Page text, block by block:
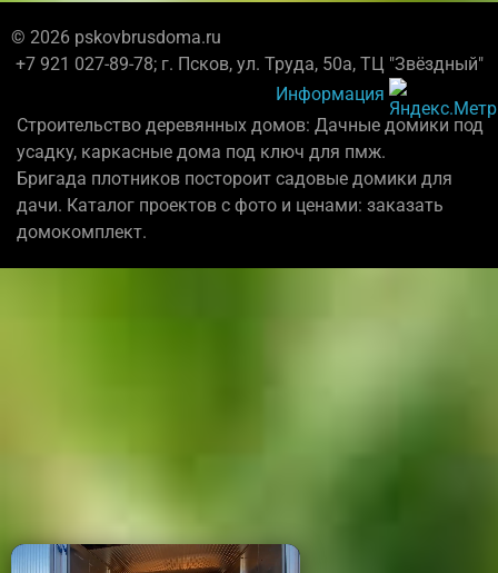
© 2026 pskovbrusdoma.ru
+7 921 027-89-78; г. Псков, ул. Труда, 50а, ТЦ "Звёздный"
Информация
Строительство деревянных домов: Дачные домики под
усадку, каркасные дома под ключ для пмж.
Бригада плотников постороит садовые домики для
дачи. Каталог проектов с фото и ценами: заказать
домокомплект.